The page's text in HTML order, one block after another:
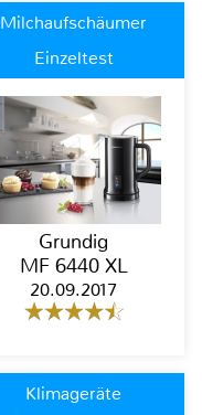
Milchaufschäumer
Einzeltest
Grundig
MF 6440 XL
20.09.2017
Klimageräte